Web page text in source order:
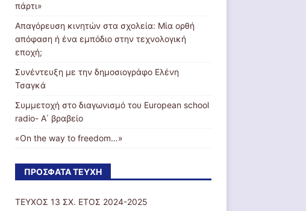
πάρτι»
Απαγόρευση κινητών στα σχολεία: Μία ορθή
απόφαση ή ένα εμπόδιο στην τεχνολογική
εποχή;
Συνέντευξη με την δημοσιογράφο Ελένη
Τσαγκά
Συμμετοχή στο διαγωνισμό του European school
radio- Α΄ βραβείο
«On the way to freedom…»
ΠΡΌΣΦΑΤΑ ΤΕΎΧΗ
ΤΕΥΧΟΣ 13 ΣΧ. ΕΤΟΣ 2024-2025